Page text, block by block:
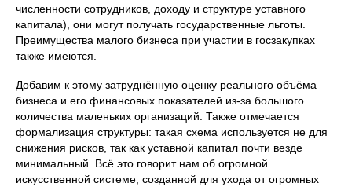
численности сотрудников, доходу и структуре уставного
капитала), они могут получать государственные льготы.
Преимущества малого бизнеса при участии в госзакупках
также имеются.
Добавим к этому затруднённую оценку реального объёма
бизнеса и его финансовых показателей из‑за большого
количества маленьких организаций. Также отмечается
формализация структуры: такая схема используется не для
снижения рисков, так как уставной капитал почти везде
минимальный. Всё это говорит нам об огромной
искусственной системе, созданной для ухода от огромных